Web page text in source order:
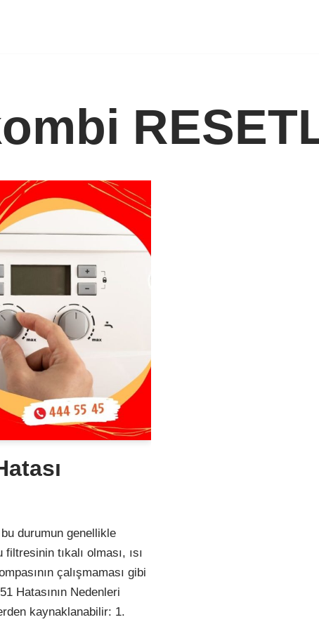
durumun genellikle
tıkalı olması, ısı
çalışmaması gibi
Hatasının Nedenleri
kaynaklanabilir: 1.